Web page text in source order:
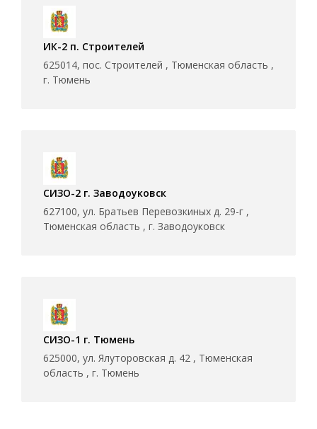
ИК-2 п. Строителей
625014, пос. Строителей , Тюменская область ,
г. Тюмень
СИЗО-2 г. Заводоуковск
627100, ул. Братьев Перевозкиных д. 29-г ,
Тюменская область , г. Заводоуковск
СИЗО-1 г. Тюмень
625000, ул. Ялуторовская д. 42 , Тюменская
область , г. Тюмень